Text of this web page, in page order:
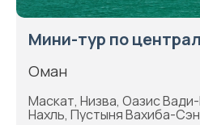
Мини-тур по
Оман
Маскат, Низва, Оазис
Нахль, Пустыня Вахиба-